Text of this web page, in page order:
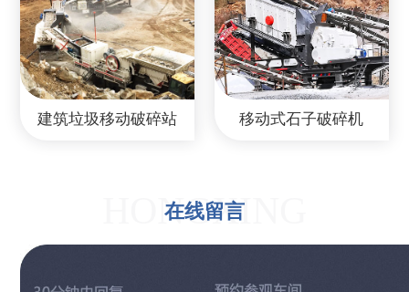
建筑垃圾移动破碎站 移动式石子破碎机
在线留言
HONGXING